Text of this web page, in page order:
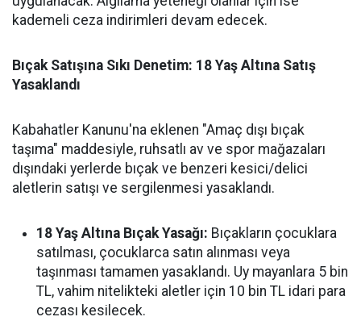
kademeli ceza indirimleri devam edecek.
Bıçak Satışına Sıkı Denetim: 18 Yaş Altına Satış
Yasaklandı
Kabahatler Kanunu'na eklenen "Amaç dışı bıçak
taşıma" maddesiyle, ruhsatlı av ve spor mağazaları
dışındaki yerlerde bıçak ve benzeri kesici/delici
aletlerin satışı ve sergilenmesi yasaklandı.
18 Yaş Altına Bıçak Yasağı: Bıçakların çocuklara
satılması, çocuklarca satın alınması veya
taşınması tamamen yasaklandı. Uy mayanlara 5 bin
TL, vahim nitelikteki aletler için 10 bin TL idari para
cezası kesilecek.